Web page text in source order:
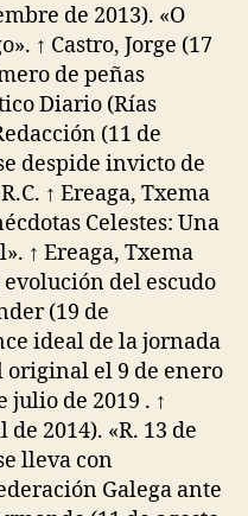
de 2013). «O
↑ Castro, Jorge (17
de peñas
Diario (Rías
(11 de
despide invicto de
↑ Ereaga, Txema
Celestes: Una
↑ Ereaga, Txema
evolución del escudo
(19 de
ideal de la jornada
original el 9 de enero
julio de 2019 . ↑
2014). «R. 13 de
lleva con
Galega ante